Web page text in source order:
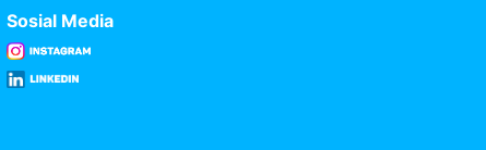
Sosial Media